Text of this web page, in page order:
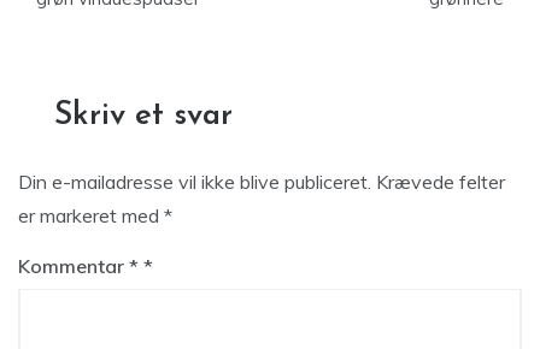
Skriv et svar
Din e-mailadresse vil ikke blive publiceret. Krævede felter
er markeret med *
Kommentar *